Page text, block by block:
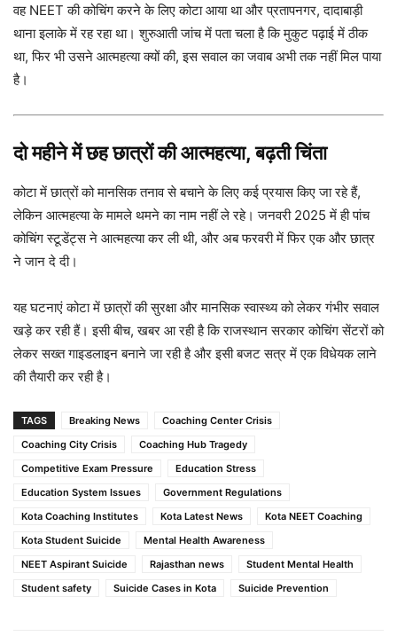
वह NEET की कोचिंग करने के लिए कोटा आया था और प्रतापनगर, दादाबाड़ी
थाना इलाके में रह रहा था। शुरुआती जांच में पता चला है कि मुकुट पढ़ाई में ठीक
था, फिर भी उसने आत्महत्या क्यों की, इस सवाल का जवाब अभी तक नहीं मिल पाया
है।
दो महीने में छह छात्रों की आत्महत्या, बढ़ती चिंता
कोटा में छात्रों को मानसिक तनाव से बचाने के लिए कई प्रयास किए जा रहे हैं,
लेकिन आत्महत्या के मामले थमने का नाम नहीं ले रहे। जनवरी 2025 में ही पांच
कोचिंग स्टूडेंट्स ने आत्महत्या कर ली थी, और अब फरवरी में फिर एक और छात्र
ने जान दे दी।
यह घटनाएं कोटा में छात्रों की सुरक्षा और मानसिक स्वास्थ्य को लेकर गंभीर सवाल
खड़े कर रही हैं। इसी बीच, खबर आ रही है कि राजस्थान सरकार कोचिंग सेंटरों को
लेकर सख्त गाइडलाइन बनाने जा रही है और इसी बजट सत्र में एक विधेयक लाने
की तैयारी कर रही है।
TAGS Breaking News
Coaching Center Crisis
Coaching City Crisis
Coaching Hub Tragedy
Competitive Exam Pressure
Education Stress
Education System Issues
Government Regulations
Kota Coaching Institutes
Kota Latest News
Kota NEET Coaching
Kota Student Suicide
Mental Health Awareness
NEET Aspirant Suicide
Rajasthan news
Student Mental Health
Student safety
Suicide Cases in Kota Suicide Prevention